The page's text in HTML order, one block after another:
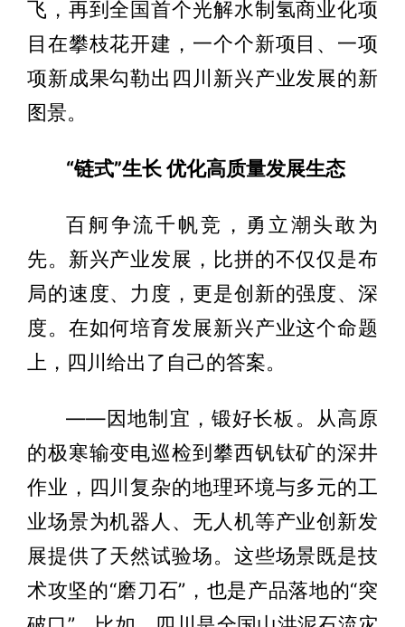
飞，再到全国首个光解水制氢商业化项
目在攀枝花开建，一个个新项目、一项
项新成果勾勒出四川新兴产业发展的新
图景。
“链式”生长 优化高质量发展生态
百舸争流千帆竞，勇立潮头敢为
先。新兴产业发展，比拼的不仅仅是布
局的速度、力度，更是创新的强度、深
度。在如何培育发展新兴产业这个命题
上，四川给出了自己的答案。
——因地制宜，锻好长板。从高原
的极寒输变电巡检到攀西钒钛矿的深井
作业，四川复杂的地理环境与多元的工
业场景为机器人、无人机等产业创新发
展提供了天然试验场。这些场景既是技
术攻坚的“磨刀石”，也是产品落地的“突